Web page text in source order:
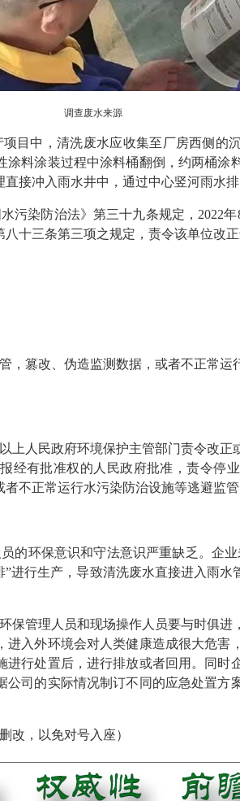
调查废水来源
目中，清洗废水应收集至厂房西侧的
涂料涂装过程中涂料桶翻倒，约两桶涂
接冲入雨水井中，通过中心竖河雨水排
污染防治法》第三十九条规定，2022
十三条第三项之规定，责令该单位改
，篡改、伪造监测数据，或者不正常
上人民政府环境保护主管部门责令改
经有批准权的人民政府批准，责令停
不正常运行水污染防治设施等逃避监管
的环保意识和守法意识严重缺乏。企
进行生产，导致清洗废水直接进入雨水
保管理人员和现场操作人员要与时俱进
入外环境会对人类健康造成很大危害
行处置后，进行排放或者回用。同时
司的实际情况制订不同的应急处置方
改，以免对号入座）